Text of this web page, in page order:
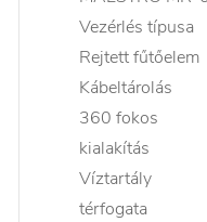
Vezérlés típusa
Rejtett fűtőelem
Kábeltárolás
360 fokos
kialakítás
Víztartály
térfogata